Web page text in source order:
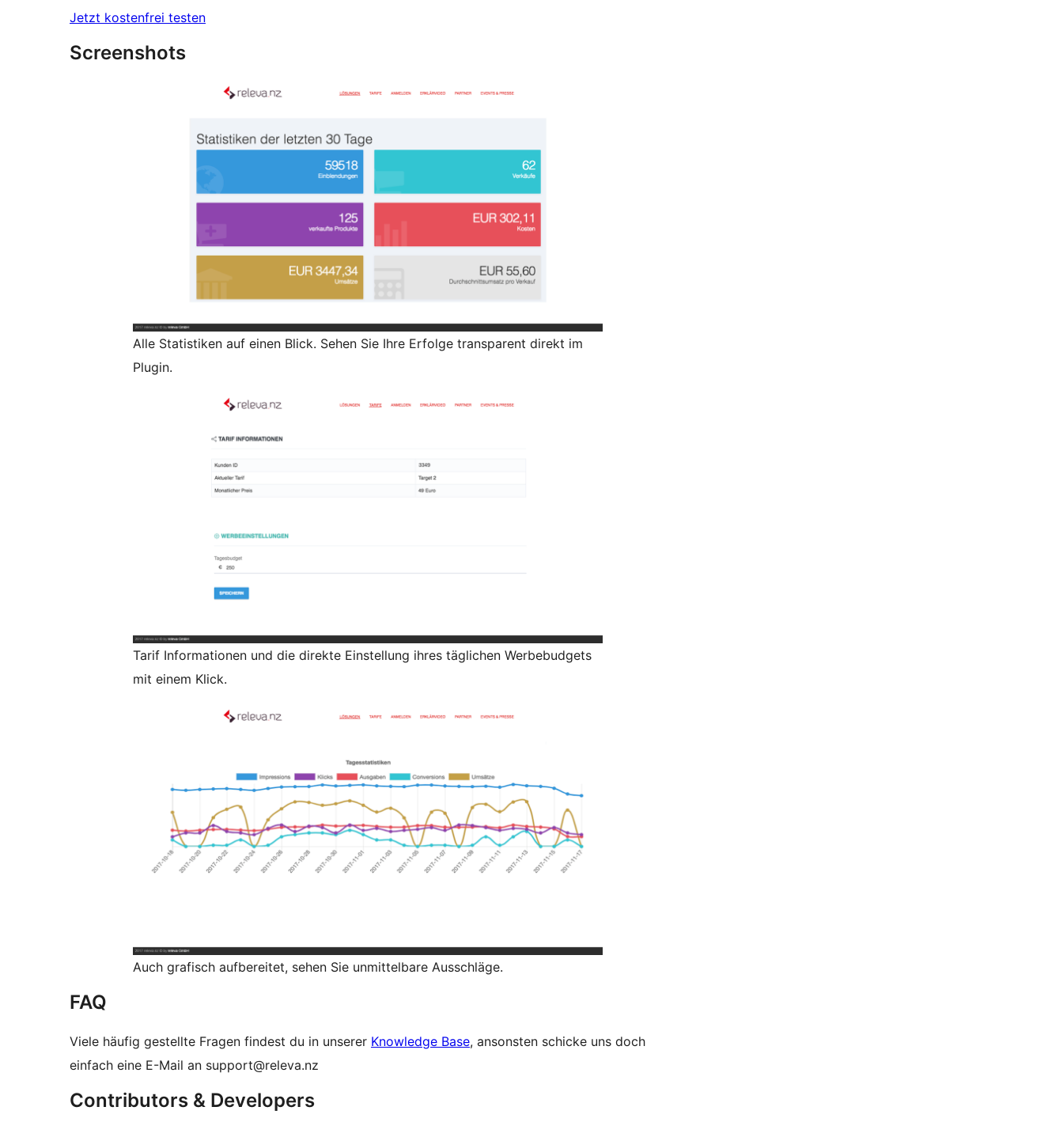
Jetzt kostenfrei testen
Screenshots
Alle Statistiken auf einen Blick. Sehen Sie Ihre Erfolge transparent direkt im
Plugin.
Tarif Informationen und die direkte Einstellung ihres täglichen Werbebudgets
mit einem Klick.
Auch grafisch aufbereitet, sehen Sie unmittelbare Ausschläge.
FAQ
Viele häufig gestellte Fragen findest du in unserer Knowledge Base, ansonsten schicke uns doch
einfach eine E-Mail an support@releva.nz
Contributors & Developers